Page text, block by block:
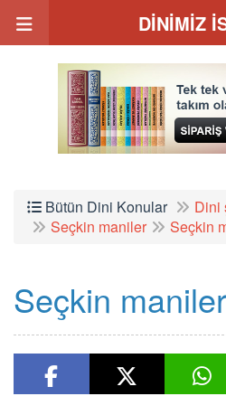
DİNİMİZ
Bütün Dini Konular
Dini
Seçkin maniler
Seçkin
Seçkin